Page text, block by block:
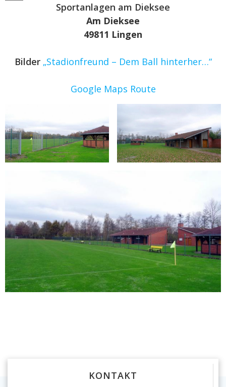
Sportanlagen am Dieksee
Am Dieksee
49811 Lingen
Bilder „Stadionfreund – Dem Ball hinterher…“
Google Maps Route
KONTAKT